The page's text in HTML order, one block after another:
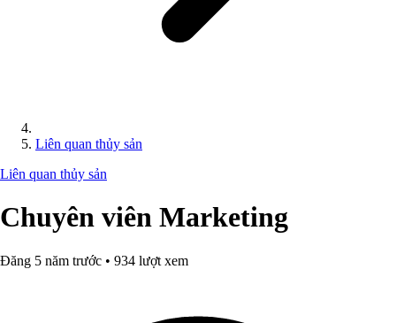
Liên quan thủy sản
Liên quan thủy sản
Chuyên viên Marketing
Đăng 5 năm trước • 934 lượt xem